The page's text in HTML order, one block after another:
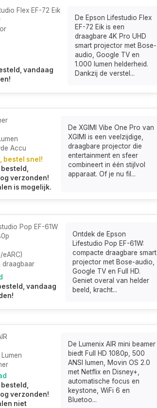
Flex EF-72 Eik
vandaag
De Epson Lifestudio Flex
EF-72 Eik is een
draagbare 4K Pro UHD
smart projector met Bose-
audio, Google TV en
1.000 lumen helderheid.
Dankzij de verstel...
Accu
bestel snel!
verzonden!
is mogelijk.
De XGIMI Vibe One Pro van
XGIMI is een veelzijdige,
draagbare projector die
entertainment en sfeer
combineert in één stijlvol
apparaat. Of je nu fil...
Pop EF-61W
eARC)
draagbaar
vandaag
Ontdek de Epson
Lifestudio Pop EF-61W:
compacte draagbare smart
projector met Bose-audio,
Google TV en Full HD.
Geniet overal van helder
beeld, kracht...
verzonden!
niet
De Lumenix AIR mini beamer
biedt Full HD 1080p, 500
ANSI lumen, Movin OS 2.0
met Netflix en Disney+,
automatische focus en
keystone, WiFi 6 en
Bluetoo...